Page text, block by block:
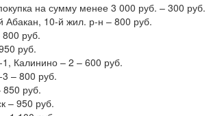
на сумму менее 3 000 руб. – 300 руб.
Абакан, 10-й жил. р-н – 800 руб.
руб.
руб.
Калинино – 2 – 600 руб.
– 800 руб.
850 руб.
– 950 руб.